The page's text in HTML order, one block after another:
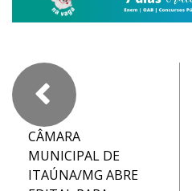
CÂMARA
MUNICIPAL DE
ITAÚNA/MG ABRE